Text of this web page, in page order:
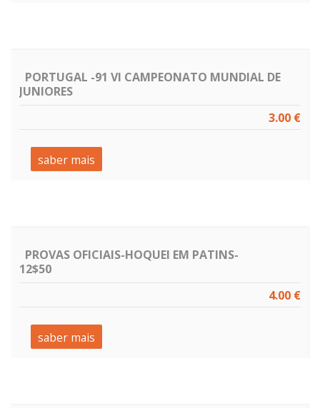
PORTUGAL -91 VI CAMPEONATO MUNDIAL DE
JUNIORES
3.00 €
saber mais
PROVAS OFICIAIS-HOQUEI EM PATINS-
12$50
4.00 €
saber mais